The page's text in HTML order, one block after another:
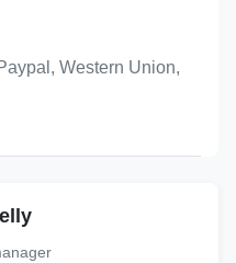
Western Union,